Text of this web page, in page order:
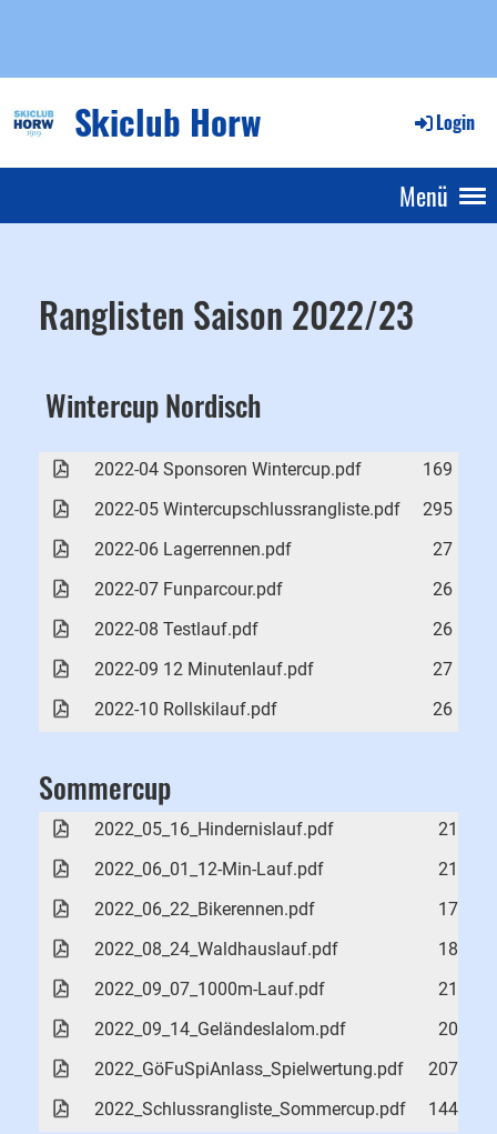
Skiclub Horw Login
Menü
Ranglisten Saison 2022/23
Wintercup Nordisch
2022-04 Sponsoren Wintercup.pdf
169 KB
2022-05 Wintercupschlussrangliste.pdf
295 KB
2022-06 Lagerrennen.pdf
27 KB
2022-07 Funparcour.pdf
26 KB
2022-08 Testlauf.pdf
26 KB
2022-09 12 Minutenlauf.pdf
27 KB
2022-10 Rollskilauf.pdf
26 KB
Sommercup
2022_05_16_Hindernislauf.pdf
21 KB
2022_06_01_12-Min-Lauf.pdf
21 KB
2022_06_22_Bikerennen.pdf
17 KB
2022_08_24_Waldhauslauf.pdf
18 KB
2022_09_07_1000m-Lauf.pdf
21 KB
2022_09_14_Geländeslalom.pdf
20 KB
2022_GöFuSpiAnlass_Spielwertung.pdf
207 KB
2022_Schlussrangliste_Sommercup.pdf
144 KB